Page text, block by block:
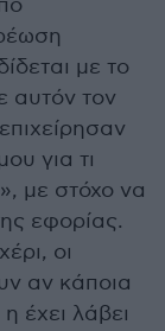
με το
αυτόν τον
για τι
με στόχο να
εφορίας.
οι
αν κάποια
έχει λάβει